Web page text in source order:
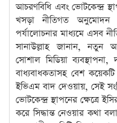
আচরণবিধি এবং ভোটকেন্দ্র
খসড়া নীতিগত অনুমোদন
পর্যালোচনার মাধ্যমে এসব
সানাউল্লাহ জানান, নতুন
সোশাল মিডিয়া
বাধ্যবাধকতাসহ বেশ
ইভিএম বাদ দেওয়ায়, সেই
ভোটকেন্দ্র স্থাপনের ক্ষেত্রে
করে সিদ্ধান্ত নেওয়ার কথা